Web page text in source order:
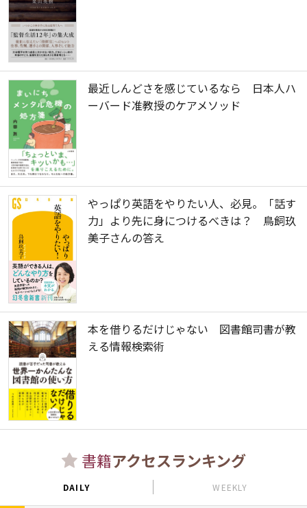
最近しんどさを感じているなら 日本人ハ
ーバード准教授のケアメソッド
やっぱり英語をやりたい人、必見。「話す
力」より先に身につけるべきは？ 鳥飼玖
美子さんの答え
本を借りるだけじゃない 図書館司書が教
える情報検索術
書籍アクセスランキング
DAILY WEEKLY